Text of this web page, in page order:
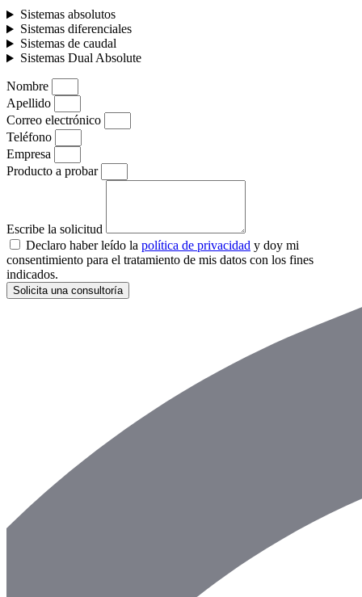
Sistemas absolutos
Sistemas diferenciales
Sistemas de caudal
Sistemas Dual Absolute
Nombre
Apellido
Correo electrónico
Teléfono
Empresa
Producto a probar
Escribe la solicitud
Declaro haber leído la política de privacidad y doy mi
consentimiento para el tratamiento de mis datos con los fines
indicados.
Solicita una consultoría